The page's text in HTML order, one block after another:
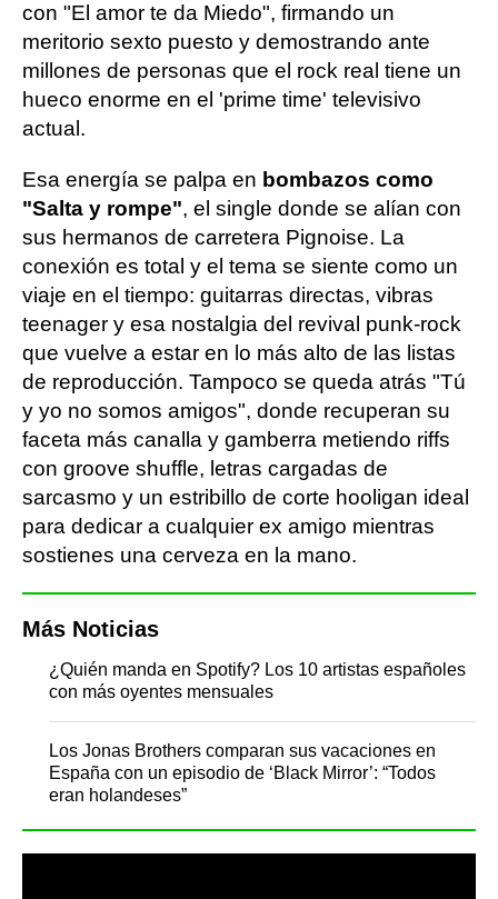
con "El amor te da Miedo", firmando un
meritorio sexto puesto y demostrando ante
millones de personas que el rock real tiene un
hueco enorme en el 'prime time' televisivo
actual.
Esa energía se palpa en bombazos como
"Salta y rompe", el single donde se alían con
sus hermanos de carretera Pignoise. La
conexión es total y el tema se siente como un
viaje en el tiempo: guitarras directas, vibras
teenager y esa nostalgia del revival punk-rock
que vuelve a estar en lo más alto de las listas
de reproducción. Tampoco se queda atrás "Tú
y yo no somos amigos", donde recuperan su
faceta más canalla y gamberra metiendo riffs
con groove shuffle, letras cargadas de
sarcasmo y un estribillo de corte hooligan ideal
para dedicar a cualquier ex amigo mientras
sostienes una cerveza en la mano.
Más Noticias
¿Quién manda en Spotify? Los 10 artistas españoles
con más oyentes mensuales
Los Jonas Brothers comparan sus vacaciones en
España con un episodio de ‘Black Mirror’: “Todos
eran holandeses”